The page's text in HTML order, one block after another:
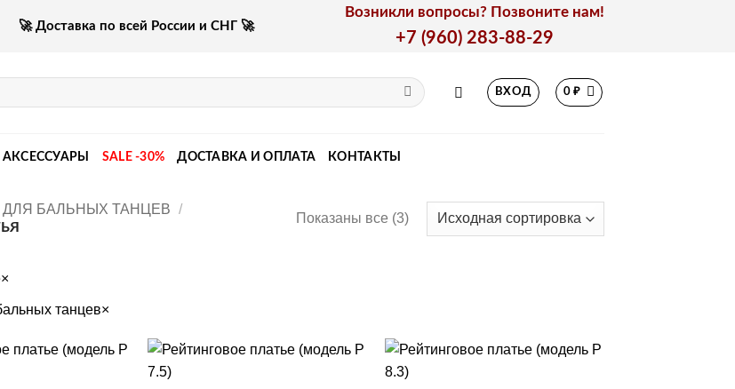
🚀 Доставка по всей России и СНГ 🚀
Возникли вопросы? Позвоните нам!
+7 (960) 283-88-29
ВХОД 0₽
АКСЕССУАРЫ SALE -30% ДОСТАВКА И ОПЛАТА КОНТАКТЫ
БАЛЬНЫХ ТАНЦЕВ /
Показаны все (3)
×
танцев×
+ +